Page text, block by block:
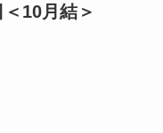
10月結＞